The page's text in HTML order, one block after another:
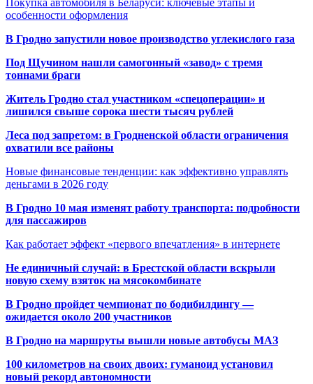
Покупка автомобиля в Беларуси: ключевые этапы и
особенности оформления
В Гродно запустили новое производство углекислого газа
Под Щучином нашли самогонный «завод» с тремя
тоннами браги
Житель Гродно стал участником «спецоперации» и
лишился свыше сорока шести тысяч рублей
Леса под запретом: в Гродненской области ограничения
охватили все районы
Новые финансовые тенденции: как эффективно управлять
деньгами в 2026 году
В Гродно 10 мая изменят работу транспорта: подробности
для пассажиров
Как работает эффект «первого впечатления» в интернете
Не единичный случай: в Брестской области вскрыли
новую схему взяток на мясокомбинате
В Гродно пройдет чемпионат по бодибилдингу —
ожидается около 200 участников
В Гродно на маршруты вышли новые автобусы МАЗ
100 километров на своих двоих: гуманоид установил
новый рекорд автономности